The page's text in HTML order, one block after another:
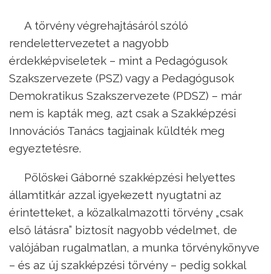
A törvény végrehajtásáról szóló
rendelettervezetet a nagyobb
érdekképviseletek – mint a Pedagógusok
Szakszervezete (PSZ) vagy a Pedagógusok
Demokratikus Szakszervezete (PDSZ) – már
nem is kapták meg, azt csak a Szakképzési
Innovációs Tanács tagjainak küldték meg
egyeztetésre.
Pölöskei Gáborné szakképzési helyettes
államtitkár azzal igyekezett nyugtatni az
érintetteket, a közalkalmazotti törvény „csak
első látásra” biztosít nagyobb védelmet, de
valójában rugalmatlan, a munka törvénykönyve
– és az új szakképzési törvény – pedig sokkal